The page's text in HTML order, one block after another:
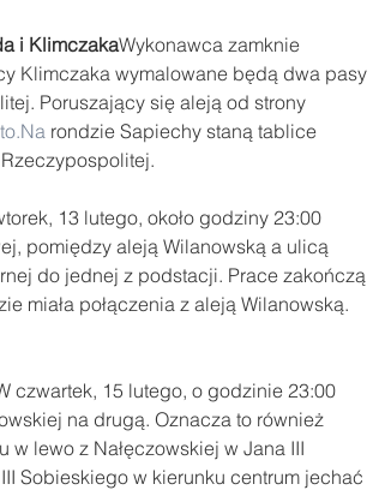
i KlimczakaWykonawca zamknie
Klimczaka wymalowane będą dwa pasy
Poruszający się aleją od strony
rondzie Sapiechy staną tablice
13 lutego, około godziny 23:00
pomiędzy aleją Wilanowską a ulicą
do jednej z podstacji. Prace zakończą
miała połączenia z aleją Wilanowską.
czwartek, 15 lutego, o godzinie 23:00
na drugą. Oznacza to również
lewo z Nałęczowskiej w Jana III
Sobieskiego w kierunku centrum jechać